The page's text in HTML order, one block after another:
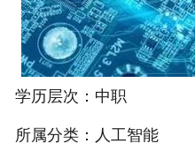
学历层次：中职
所属分类：人工智能